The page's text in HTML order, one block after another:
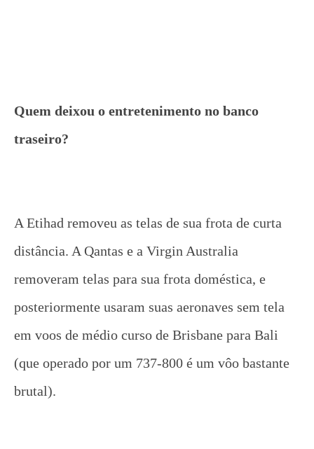
Quem deixou o entretenimento no banco
traseiro?
A Etihad removeu as telas de sua frota de curta
distância. A Qantas e a Virgin Australia
removeram telas para sua frota doméstica, e
posteriormente usaram suas aeronaves sem tela
em voos de médio curso de Brisbane para Bali
(que operado por um 737-800 é um vôo bastante
brutal).